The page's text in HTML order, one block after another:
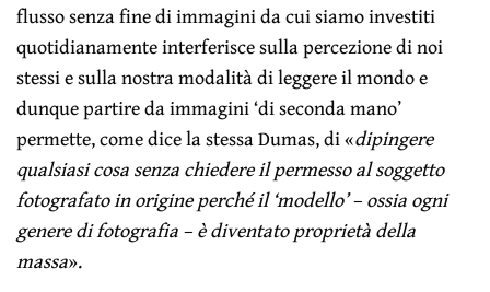
flusso senza fine di immagini da cui siamo investiti
quotidianamente interferisce sulla percezione di noi
stessi e sulla nostra modalità di leggere il mondo e
dunque partire da immagini ‘di seconda mano’
permette, come dice la stessa Dumas, di «dipingere
qualsiasi cosa senza chiedere il permesso al soggetto
fotografato in origine perché il ‘modello’ – ossia ogni
genere di fotografia – è diventato proprietà della
massa».